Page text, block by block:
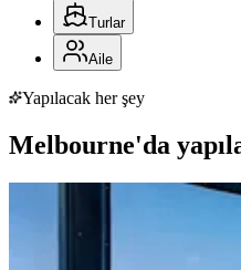
Turlar
Aile
Yapılacak her şey
Melbourne'da